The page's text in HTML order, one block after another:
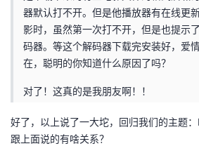
器默认打不开。但是他播放器有在线更
影时，虽然第一次打不开，但是也提示
码器。等这个解码器下载完安装好，爱
在，聪明的你知道什么原因了吗？
对了！这真的是我朋友啊！！
好了，以上说了一大坨，回归我们的主题
跟上面说的有啥关系？